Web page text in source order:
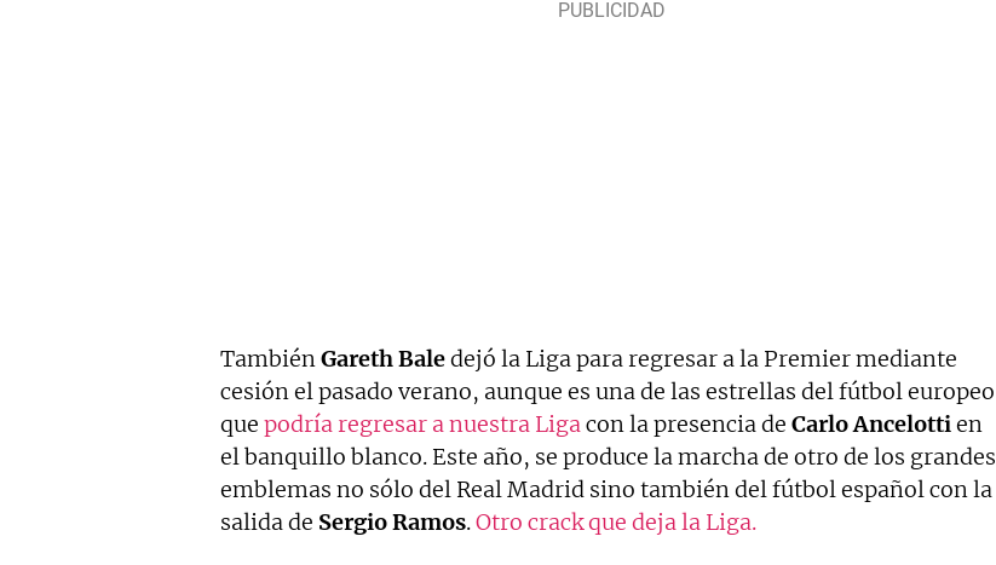
TambiénGareth Baledejó la Liga para regresar a la Premier mediante
cesión el pasado verano, aunque es una de las estrellas del fútbol europeo
que podría regresar a nuestra Ligacon la presencia de Carlo Ancelottien
el banquillo blanco. Este año, se produce la marcha de otro de los grandes
emblemas no sólo del Real Madrid sino también del fútbol español con la
salida de Sergio Ramos.Otro crack que deja la Liga.